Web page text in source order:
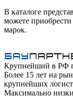
В каталоге
можете
марок.
Крупнейший в РФ
Более 15 лет на
крупнейших
Максимально